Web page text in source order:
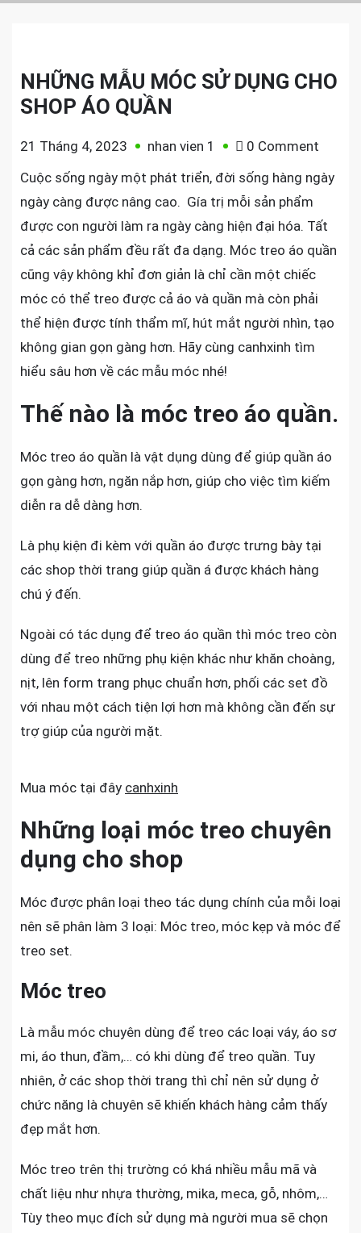
NHỮNG MẪU MÓC SỬ DỤNG CHO
SHOP ÁO QUẦN
21 Tháng 4, 2023 nhan vien 1 0 Comment
MẪU
SỬ
DỤNG
ÁO
Cuộc sống ngày một phát triển, đời sống hàng ngày
ngày càng được nâng cao. Gía trị mỗi sản phẩm
được con người làm ra ngày càng hiện đại hóa. Tất
cả các sản phẩm đều rất đa dạng. Móc treo áo quần
cũng vậy không khỉ đơn giản là chỉ cần một chiếc
móc có thể treo được cả áo và quần mà còn phải
thể hiện được tính thẩm mĩ, hút mắt người nhìn, tạo
không gian gọn gàng hơn. Hãy cùng canhxinh tìm
hiểu sâu hơn về các mẫu móc nhé!
Thế nào là móc treo áo quần.
Móc treo áo quần là vật dụng dùng để giúp quần áo
gọn gàng hơn, ngăn nắp hơn, giúp cho việc tìm kiếm
diễn ra dễ dàng hơn.
Là phụ kiện đi kèm với quần áo được trưng bày tại
các shop thời trang giúp quần á được khách hàng
chú ý đến.
Ngoài có tác dụng để treo áo quần thì móc treo còn
dùng để treo những phụ kiện khác như khăn choàng,
nịt, lên form trang phục chuẩn hơn, phối các set đồ
với nhau một cách tiện lợi hơn mà không cần đến sự
trợ giúp của người mặt.
Mua móc tại đây canhxinh
Những loại móc treo chuyên
dụng cho shop
Móc được phân loại theo tác dụng chính của mỗi loại
nên sẽ phân làm 3 loại: Móc treo, móc kẹp và móc để
treo set.
Móc treo
Là mẫu móc chuyên dùng để treo các loại váy, áo sơ
mi, áo thun, đầm,… có khi dùng để treo quần. Tuy
nhiên, ở các shop thời trang thì chỉ nên sử dụng ở
chức năng là chuyên sẽ khiến khách hàng cảm thấy
đẹp mắt hơn.
Móc treo trên thị trường có khá nhiều mẫu mã và
chất liệu như nhựa thường, mika, meca, gỗ, nhôm,…
Tùy theo mục đích sử dụng mà người mua sẽ chọn